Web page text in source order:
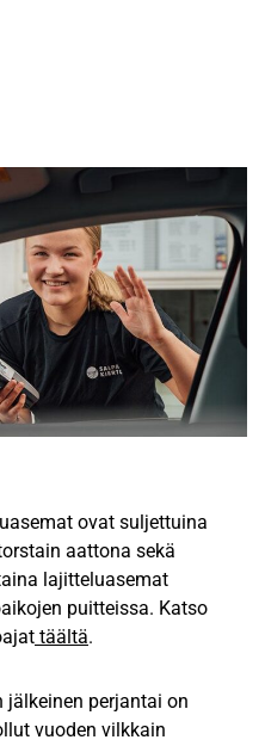
ovat suljettuina
aattona sekä
lajitteluasemat
puitteissa. Katso
täältä.
jälkeinen perjantai on
vuoden vilkkain